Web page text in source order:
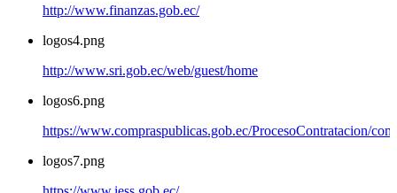
http://www.finanzas.gob.ec/
logos4.png
http://www.sri.gob.ec/web/guest/home
logos6.png
https://www.compraspublicas.gob.ec/ProcesoContratacion/
logos7.png